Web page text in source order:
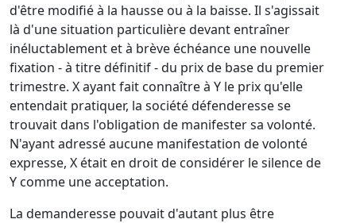
d'être modifié à la hausse ou à la baisse. Il s'agissait
là d'une situation particulière devant entraîner
inéluctablement et à brève échéance une nouvelle
fixation - à titre définitif - du prix de base du premier
trimestre. X ayant fait connaître à Y le prix qu'elle
entendait pratiquer, la société défenderesse se
trouvait dans l'obligation de manifester sa volonté.
N'ayant adressé aucune manifestation de volonté
expresse, X était en droit de considérer le silence de
Y comme une acceptation.
La demanderesse pouvait d'autant plus être